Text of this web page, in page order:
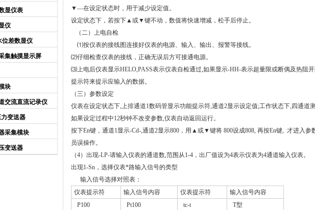
显仪表
仪
差数显仪
集触摸显示屏
块
交流直流记录仪
变送器
采集模块
变送器
▼—在设定状态时，用于减少设定值。
设定状态下，若按下▲或▼键不动，数值将快速增减，松手后停止。
（二）上电自检
⑴按仪表的接线图连接好仪表的电源、输入、输出、报警等接线。
⑵仔细检查仪表的接线，正确无误后方可接通电源。
⑶上电后仪表显示HELO,PASS表示仪表自检通过,如果显示-HH-表示超量限或断偶及热阻
提示符来提示应输入的数据。
（三）参数设定
仪表在设定状态下,上排通道1数码管显示功能提示符,通道2显示设定值;工作状态下,四通
如果设定过程中12秒钟不改变参数,仪表自动返回运行。
按下En键，通道1显示-Cd-,通道2显示800，用▲或▼键将 800设成808, 再按En键, 才进入参
员误操作。
（4）出现-LP-请输入仪表的通道数,范围从1-4，出厂值设为4表示仪表为4通道输入仪表。
出现1-Sn，选择仪表*路输入信号的类型
输入信号选择对照表：
仪表提示符
输入信号内容 仪表提示符
输入信号内容
P100
Pt100 tc-t
T型